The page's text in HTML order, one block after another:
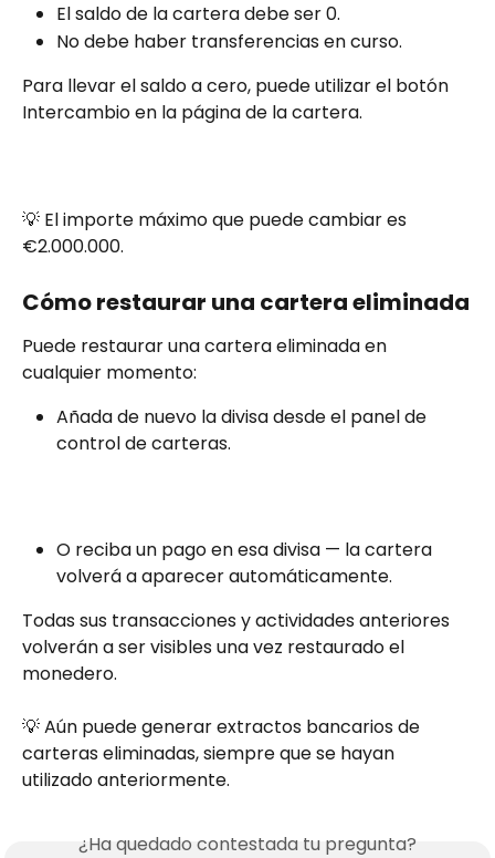
El saldo de la cartera debe ser 0.
No debe haber transferencias en curso.
Para llevar el saldo a cero, puede utilizar el botón
Intercambio en la página de la cartera.
💡 El importe máximo que puede cambiar es
€2.000.000.
Cómo restaurar una cartera eliminada
Puede restaurar una cartera eliminada en
cualquier momento:
Añada de nuevo la divisa desde el panel de
control de carteras.
O reciba un pago en esa divisa — la cartera
volverá a aparecer automáticamente.
Todas sus transacciones y actividades anteriores
volverán a ser visibles una vez restaurado el
monedero.
💡 Aún puede generar extractos bancarios de
carteras eliminadas, siempre que se hayan
utilizado anteriormente.
¿Ha quedado contestada tu pregunta?